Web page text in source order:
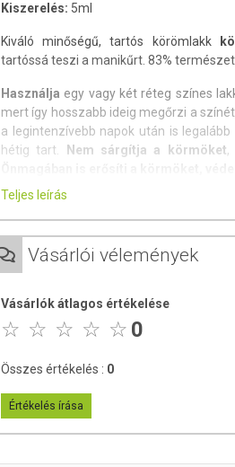
Kiszerelés: 5ml
Kiváló minőségű, tartós körömlakk
tartóssá teszi a manikűrt. 83%
Használja egy vagy két réteg színes
mert így hosszabb ideig megőrzi a
a legintenzívebb napok után is
hétig tart.
Nem sárgítja a körmöket,
Tulajdonságai:
- Tartósság
- Magas fényű
- Gyorsan száradó
ABOHO körömlakkok
„8 free”
- Toluene
Teljes leírás
Vásárlói vélemények
Vásárlók átlagos értékelése
0
Összes értékelés : 0
Értékelés írása